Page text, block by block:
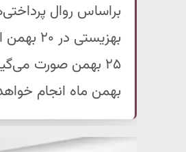
براساس روال
بهمن ماه انجام